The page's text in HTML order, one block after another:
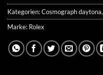
Kategorien:Cosmograph daytona,
Marke: Rolex